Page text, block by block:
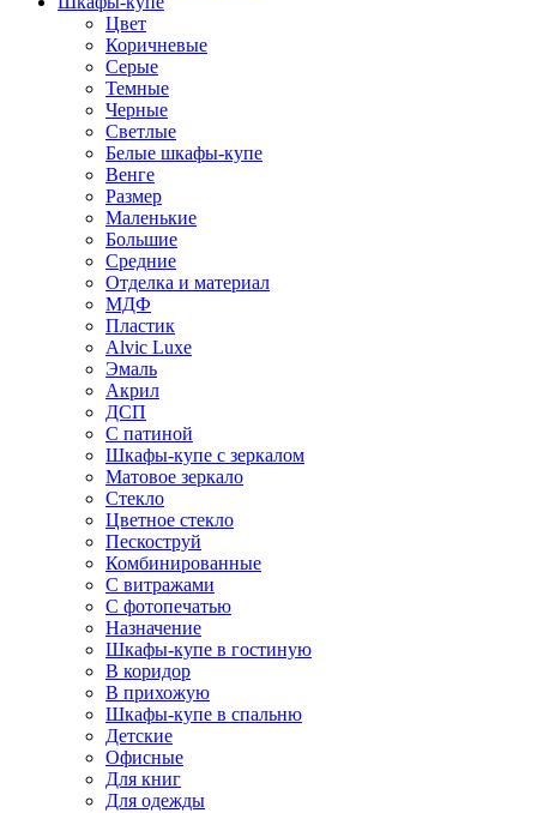
Цвет
Коричневые
Серые
Темные
Черные
Светлые
Белые шкафы-купе
Венге
Размер
Маленькие
Большие
Средние
Отделка и материал
МДФ
Пластик
Alvic Luxe
Эмаль
Акрил
ДСП
С патиной
Шкафы-купе с зеркалом
Матовое зеркало
Стекло
Цветное стекло
Пескоструй
Комбинированные
С витражами
С фотопечатью
Назначение
Шкафы-купе в гостиную
В коридор
В прихожую
Шкафы-купе в спальню
Детские
Офисные
Для книг
Для одежды